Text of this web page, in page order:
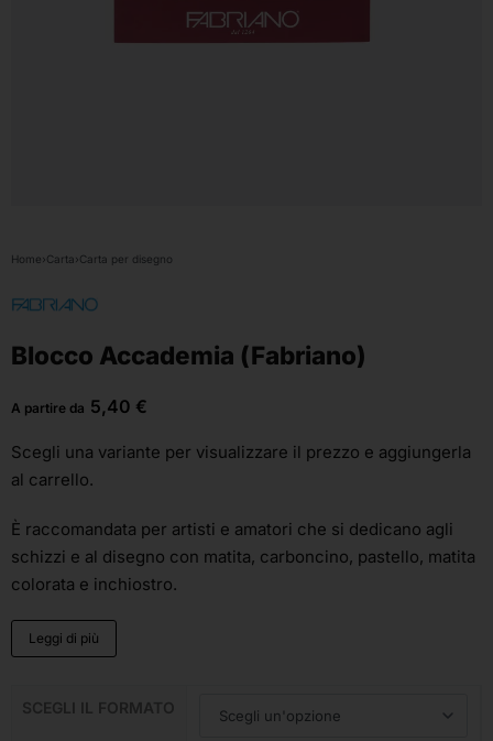
Home›Carta›Carta per disegno
Blocco Accademia (Fabriano)
A partire da 5,40 €
Scegli una variante per visualizzare il prezzo e aggiungerla
al carrello.
È raccomandata per artisti e amatori che si dedicano agli
schizzi e al disegno con matita, carboncino, pastello, matita
colorata e inchiostro.
Leggi di più
SCEGLI IL FORMATO